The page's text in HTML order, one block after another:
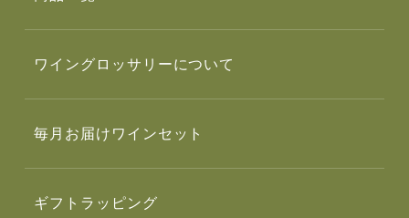
ワイングロッサリーについて
毎月お届けワインセット
ギフトラッピング